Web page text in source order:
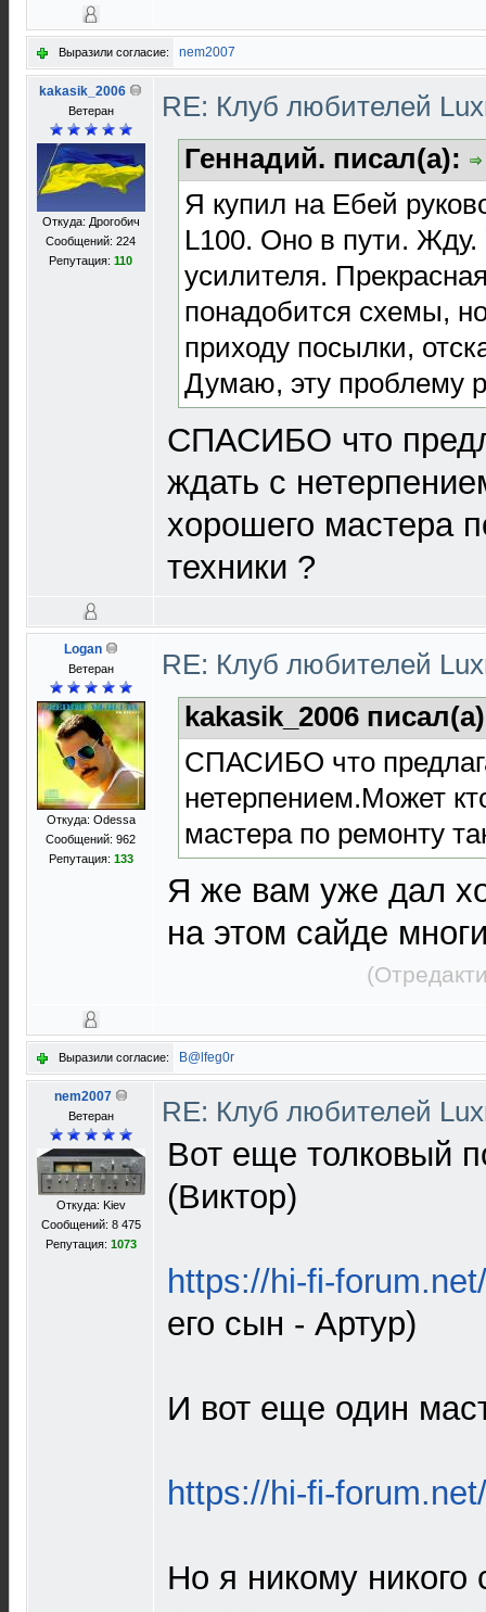
Выразили согласие: nem2007
kakasik_2006
Ветеран
Откуда: Дрогобич
Сообщений: 224
Репутация: 110
RE: Клуб любителей
Геннадий. писал(а):
Я купил на Ебей
L100. Оно в пути. Жду.
усилителя.
понадобится схемы,
приходу посылки,
Думаю, эту проблему
СПАСИБО что
ждать с
хорошего мастера
техники ?
Logan
Ветеран
Откуда: Odessa
Сообщений: 962
Репутация: 133
RE: Клуб любителей
kakasik_2006
СПАСИБО что
нетерпением.Может
мастера по ремонту
Я же вам уже дал
на этом сайде
Выразили согласие: B@lfeg0r
nem2007
Ветеран
Откуда: Kiev
Сообщений: 8 475
Репутация: 1073
RE: Клуб любителей
Вот еще толковый
(Виктор)
https://hi-fi-
его сын - Артур)
И вот еще один
https://hi-fi-
Но я никому никого